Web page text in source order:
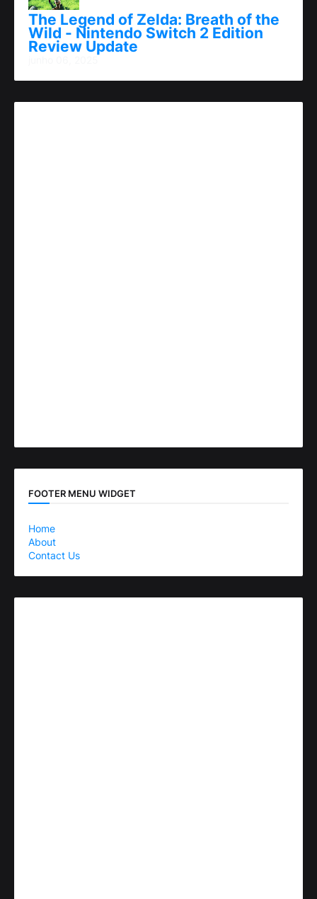
The Legend of Zelda: Breath of the
Wild - Nintendo Switch 2 Edition
Review Update
FOOTER MENU WIDGET
Home
About
Contact Us